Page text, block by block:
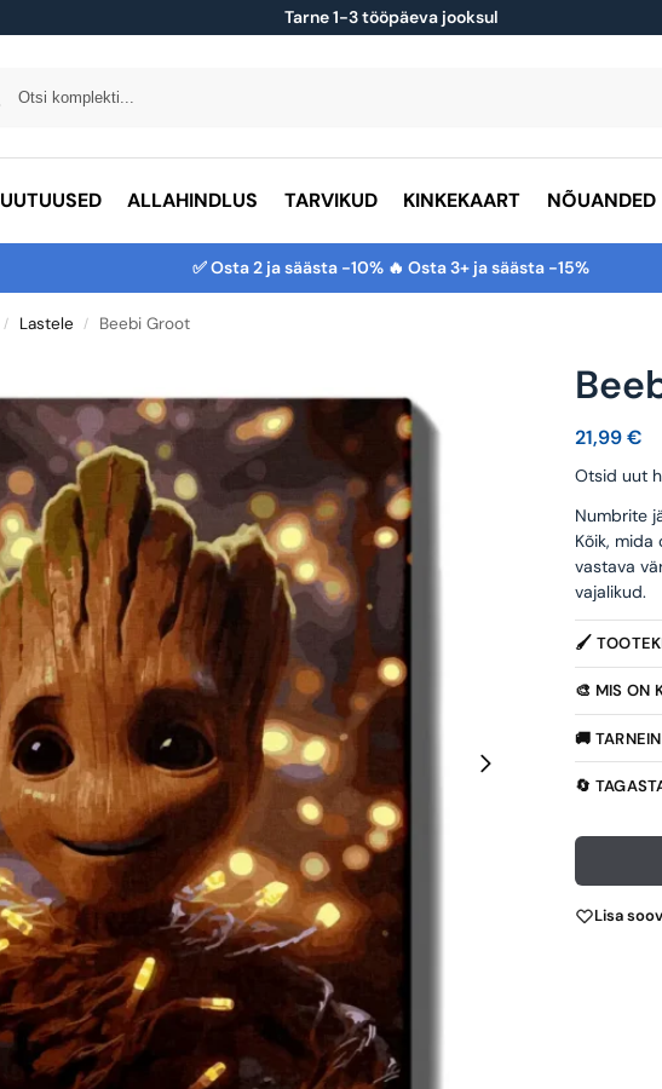
Tarne 1-3 tööpäeva jooksul
UUTUUSED ALLAHINDLUS TARVIKUD KINKEKAART NÕUANDED
✅ Osta 2 ja säästa -10% 🔥 Osta 3+ ja säästa -15%
/ Lastele / Beebi Groot
21,99€
Otsid uut
Numbrite
Kõik,
vastava
vajalikud.
🖌️
🎨 MIS ON
🚚
🔄
Lisa